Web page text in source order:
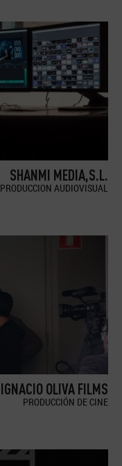
SHANMI MEDIA,S.L.
PRODUCCION AUDIOVISUAL
IGNACIO OLIVA FILMS
PRODUCCIÓN DE CINE